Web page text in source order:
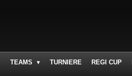
TEAMS TURNIERE REGI CUP